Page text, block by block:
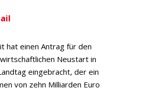
hat einen Antrag für den
Neustart in
eingebracht, der ein
von zehn Milliarden Euro